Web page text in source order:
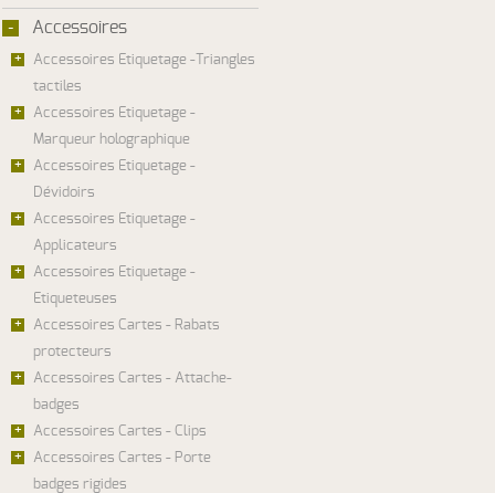
- Accessoires
+
Accessoires Etiquetage -Triangles
tactiles
+
Accessoires Etiquetage -
Marqueur holographique
+
Accessoires Etiquetage -
Dévidoirs
+
Accessoires Etiquetage -
Applicateurs
+
Accessoires Etiquetage -
Etiqueteuses
+
Accessoires Cartes - Rabats
protecteurs
+
Accessoires Cartes - Attache-
badges
+
Accessoires Cartes - Clips
+
Accessoires Cartes - Porte
badges rigides